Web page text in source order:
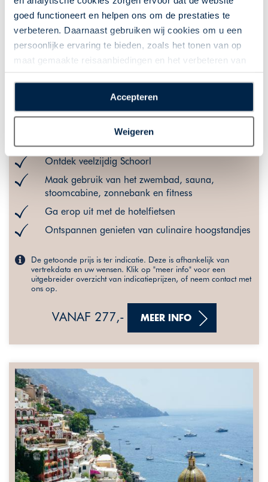
goed functioneert en helpen ons om de prestaties te
verbeteren. Daarnaast gebruiken wij cookies om u een
persoonlijke ervaring te bieden, zoals het tonen van op
maat gemaakte reisaanbiedingen en het verbeteren van
plaatsen van alle hierboven beschreven cookies en
technologieën, waarmee persoonlijke gegevens kunnen
worden verzameld. Indien u kiest voor “Weigeren”
plaatsen wij enkel functionele cookies, en zal er geen
sprake zijn van gepersonaliseerde content.
Accepteren
Weigeren
Culinair genieten met een Michelinster
Nederland | | 1 nacht(en) of langer
Wijn- & Culinaire Reizen Specials
Diner in Michelinster restaurant Merlet
Ontdek veelzijdig Schoorl
Maak gebruik van het zwembad, sauna,
stoomcabine, zonnebank en fitness
Ga erop uit met de hotelfietsen
Ontspannen genieten van culinaire hoogstandjes
De getoonde prijs is ter indicatie. Deze is afhankelijk van
vertrekdata en uw wensen. Klik op "meer info" voor een
uitgebreider overzicht van indicatieprijzen, of neem contact met
ons op.
VANAF 277,- MEER INFO